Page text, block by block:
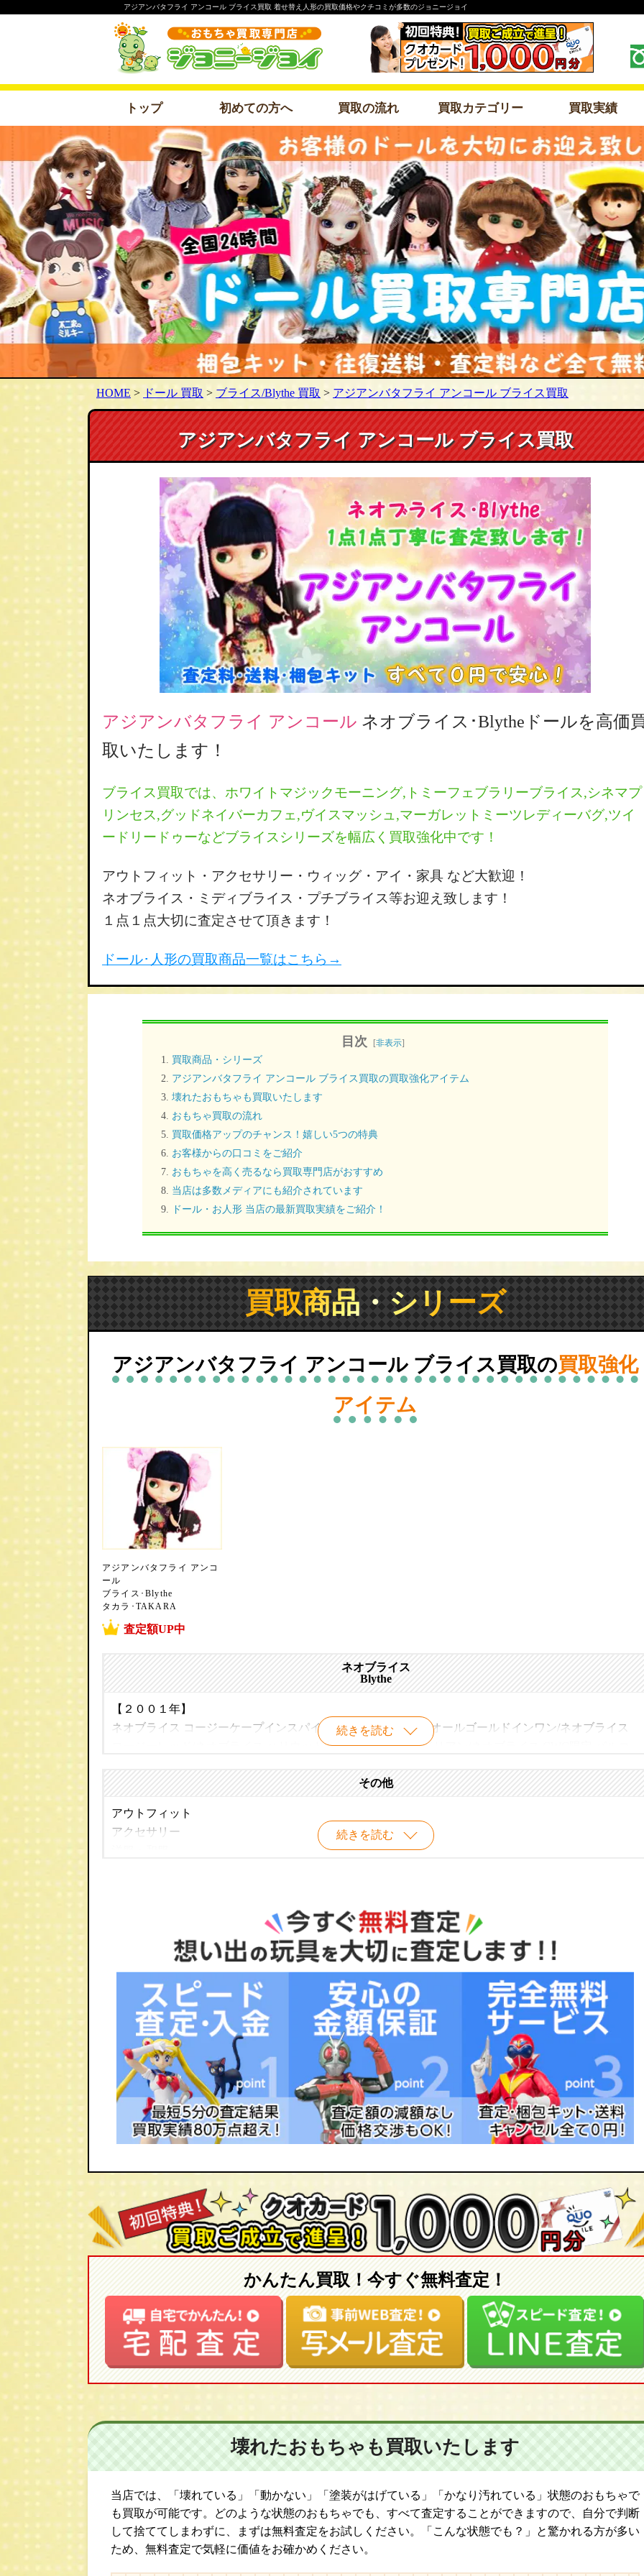
アジアンバタフライ アンコール ブライス買取 着せ替え人形の買取価格やクチコミが多数のジョニージョイ
トップ 初めての方へ 買取の流れ 買取カテゴリー 買取実績
HOME > ドール 買取 > ブライス/Blythe 買取 > アジアンバタフライ アンコール ブライス買取
アジアンバタフライ アンコール ブライス買取
アジアンバタフライ アンコール ネオブライス･Blythe ドールを高価
取いたします！
ブライス買取では、ホワイトマジックモーニング,トミーフェブラリーブライス,シネマプ
リンセス,グッドネイバーカフェ,ヴイスマッシュ,マーガレットミーツレディーバグ,ツイ
ードリードゥーなどブライスシリーズを幅広く買取強化中です！
アウトフィット・アクセサリー・ウィッグ・アイ・家具 など大歓迎！
ネオブライス・ミディブライス・プチブライス等お迎え致します！
１点１点大切に査定させて頂きます！
ドール･人形の買取商品一覧はこちら→
目次 [非表示]
買取商品・シリーズ
アジアンバタフライ アンコール ブライス買取の買取強化アイテム
壊れたおもちゃも買取いたします
おもちゃ買取の流れ
買取価格アップのチャンス！嬉しい5つの特典
お客様からの口コミをご紹介
おもちゃを高く売るなら買取専門店がおすすめ
当店は多数メディアにも紹介されています
ドール・お人形 当店の最新買取実績をご紹介！
買取商品・シリーズ
アジアンバタフライ アンコール ブライス買取の買取強化
アイテム
アジアンバタフライ アンコ
ール
ブライス･Blythe
タカラ･TAKARA
査定額UP中
ネオブライス
Blythe
続きを読む
【２００１年】
ネオブライス コージーケープインスパイアード/ネオブライス オールゴールドインワン/ネオブライス
ロージーレッド/ネオブライス ハリウッド/ネオブライス モンドリアン/ネオブライス CWC限定 パルコ
ネオブライス ルージュノワール/ネオブライス スケートデート/ネオブライス アジアンバタフライ/ネオ
ブライス CWC限定 ピカデリードリー/ネオブライス ボヘミアンビート/ネオブライス CWC限定 ミスア
ネオブライス ベリーインスパイアードバイパウワウポンチョ/ネオブライス スペリオールスケート/ネ
オブライス トイザらス限定 ベリーチェリーベリー/ネオブライス フルーツパンチ/ネオブライス トイ
ザらス限定 ファンシーパンジー/ネオブライス ラブミッション/ネオブライス CWC限定 コートニーテズ
バイナイキ/ネオブライス ボヘミアンビーツアゲイン/ネオブライス ディスコブギー/ネオブライス ティ
ーフォートゥー/ネオブライス エクセレントハリウッド/ネオブライス トイザらス限定 チェリーベリー/
ネオブライス シナモンガール
【２００４年】
ネオブライス CWC限定 リルハートブライス/ネオブライス CWC限定 ミトン バイブライス/ネオブライ
ス グルーヴィーグルーヴ/ネオブライス サムディマルシェ/ネオブライス マドモアゼルローズバド/ネオ
ブライス CWC限定 アートアタック/ネオブライス トイザらス限定 バーディーブルー/ネオブライス
CWC限定 パラディバイモノコムサ/ネオブライス フレンチトレンチ/ネオブライス ラウンジングラブリ
ス サンデーズベリーベスト/ネオブライス シルバースノー/ネオブライス ベルベットメヌエット
【２００５年】
ネオブライス ホワイトマジックナイト/ネオブライス ホワイトマジックアフタヌーン/ネオブライス
CWC限定 ホワイトマジックモーニング/ネオブライス CWC限定 ランデヴーシュシュ/ネオブライス ア
ジアンバタフライ アンコール/ネオブライス サムディマルシェ アンコール/ネオブライス CWC限定 ト
ミーフェブラリーブライス/ネオブライス CWC限定 シネマプリンセス/ネオブライス グッドネイバーカ
フェ/ネオブライス CWC限定 ロキシーベイビー/ネオブライス キャンディカーニバル/ネオブライス ヴ
イスマッシュ/ネオブライス CWC限定 マーガレットミーツレディーバグ/ネオブライス インスパイアー
ドバイ ピナフォーレパープル/ネオブライス トイザらス限定 ツイードリードゥー
【２００６年】
ネオブライス トイザらス限定 イチゴヘブン/ネオブライス CWC限定 ユキノナミダヒメ/ネオブライ
ス スターダンサー/ネオブライス CWC限定 ラストキス/ネオブライス ピカデリードリーアンコール/ネ
オブライス CWC限定 ダーリングディーバ/ネオブライス プリマドーリー バイオレット/ネオブライ
ス プリマドーリー ジンジャー/ネオブライス プリマドーリー アシュレット/ネオブライス ハニーバ
二ーワンスモア/ネオブライス ナイトフラワー/ネオブライス CWC限定ストロベリーミルフィーユ/ネオ
ブライス ロージーレッドアンコール/ネオブライス ティーフォートゥーアンコール/ネオブライス CWC
限定 ブラックベリーブッシュ/ネオブライス トイザらス限定 キュートアンドキュリアス/ネオブライス
メリースキーヤー
その他
続きを読む
アウトフィット
アクセサリー
家具 などドールアイテムを高価買取致します！
ブライス/Blythe買取のことならおもちゃ買取専門店ジョニージョイにお任せください！
1点1点大切に査定し、お迎えいたします！
かんたん買取！今すぐ無料査定！
壊れたおもちゃも買取いたします
当店では、「壊れている」「動かない」「塗装がはげている」「かなり汚れている」状態のおもちゃで
も買取が可能です。どのような状態のおもちゃでも、すべて査定することができますので、自分で判断
して捨ててしまわずに、まずは無料査定をお試しください。「こんな状態でも？」と驚かれる方が多い
ため、無料査定で気軽に価値をお確かめください。